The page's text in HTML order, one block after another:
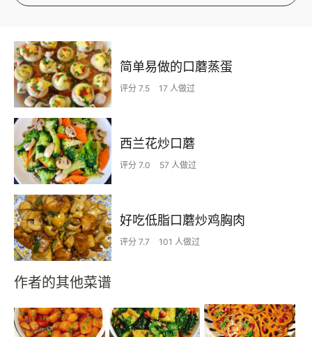
简单易做的口蘑蒸蛋
评分 7.5 17 人做过
西兰花炒口蘑
评分 7.0 57 人做过
好吃低脂口蘑炒鸡胸肉
评分 7.7 101 人做过
作者的其他菜谱